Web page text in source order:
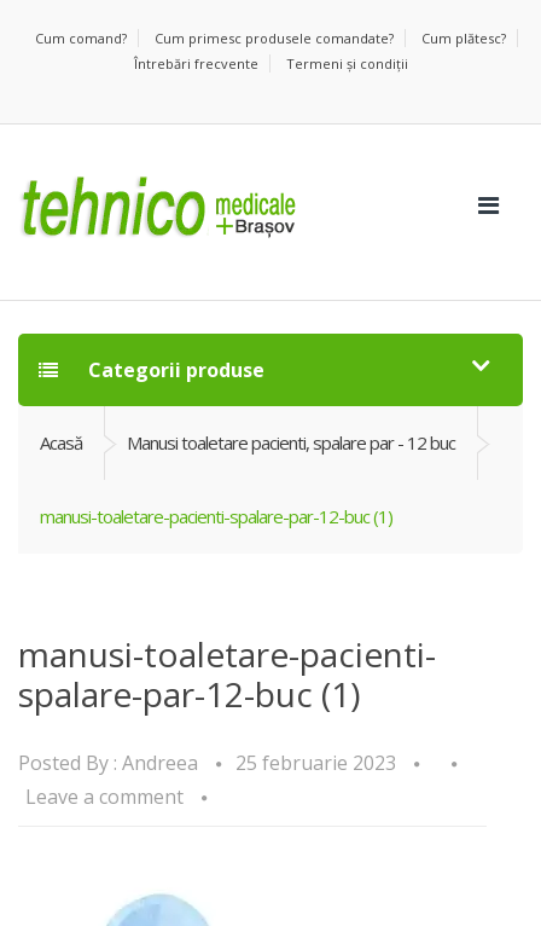
Cum comand? Cum primesc produsele comandate?
Cum plătesc?
Întrebări frecvente
Termeni şi condiţii
Categorii produse
Acasă Manusi toaletare pacienti, spalare par - 12 buc
manusi-toaletare-pacienti-spalare-par-12-buc (1)
manusi-toaletare-pacienti-
spalare-par-12-buc (1)
Posted By : Andreea
25 februarie 2023
Leave a comment